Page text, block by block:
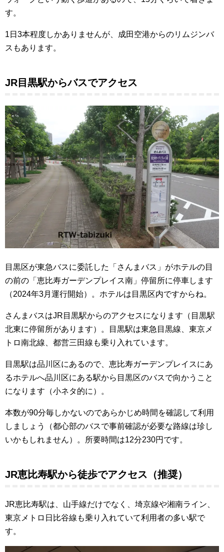
す。
1日3本程度しかありませんが、成田空港からのリムジンバ
スもあります。
JR目黒駅からバスでアクセス
目黒区が東急バスに委託した「さんまバス」がホテルの目
の前の「恵比寿ガーデンプレイス南」停留所に停車します
（2024年3月運行開始）。ホテルは目黒区内ですからね。
さんまバスはJR目黒駅からのアクセスになります（目黒駅
北東に停留所があります）。目黒駅は東急目黒線、東京メ
トロ南北線、都営三田線も乗り入れています。
目黒駅は品川区にあるので、恵比寿ガーデンプレイスにあ
るホテルへ品川区にある駅から目黒区のバスで向かうこと
になります（小ネタ的に）。
本数が90分毎しかないのであらかじめ時間を確認して利用
しましょう（都心部のバスで事前確認が必要な路線は珍し
いかもしれません）。所要時間は12分230円です。
JR恵比寿駅から徒歩でアクセス（推奨）
JR恵比寿駅は、山手線だけでなく、埼京線や湘南ライン、
東京メトロ日比谷線も乗り入れていて利用者の多い駅で
す。